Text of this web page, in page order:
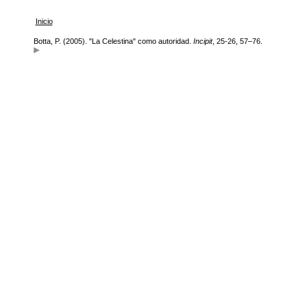
Inicio
Botta, P. (2005). "La Celestina" como autoridad. Incipit, 25-26, 57–76.